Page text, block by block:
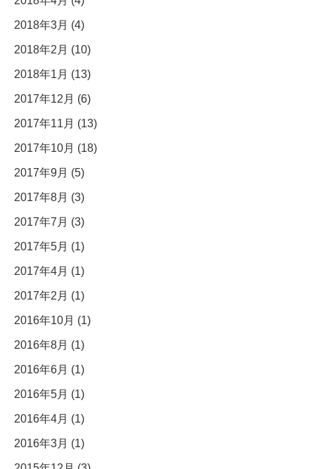
2018年3月 (4)
2018年2月 (10)
2018年1月 (13)
2017年12月 (6)
2017年11月 (13)
2017年10月 (18)
2017年9月 (5)
2017年8月 (3)
2017年7月 (3)
2017年5月 (1)
2017年4月 (1)
2017年2月 (1)
2016年10月 (1)
2016年8月 (1)
2016年6月 (1)
2016年5月 (1)
2016年4月 (1)
2016年3月 (1)